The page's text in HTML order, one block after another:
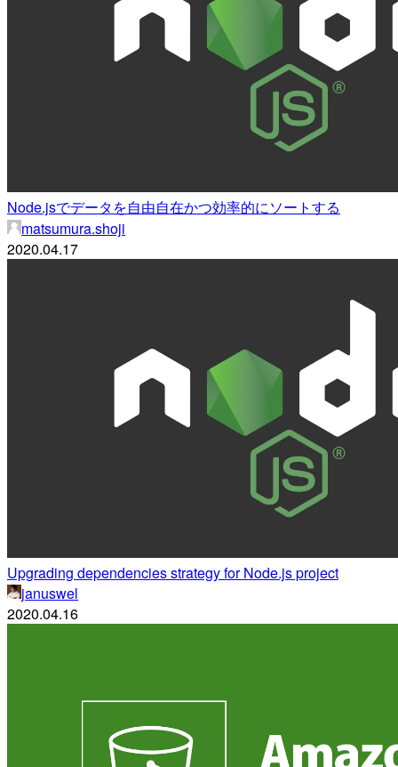
Node.jsでデータを自由自在かつ効率的にソートする
matsumura.shoji
2020.04.17
Upgrading dependencies strategy for Node.js project
januswel
2020.04.16